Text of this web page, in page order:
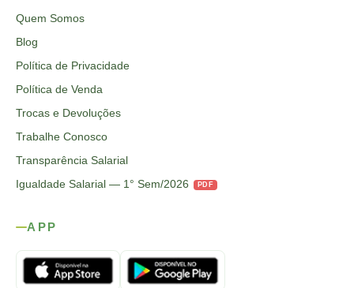
Quem Somos
Blog
Política de Privacidade
Política de Venda
Trocas e Devoluções
Trabalhe Conosco
Transparência Salarial
Igualdade Salarial — 1° Sem/2026
PDF
APP